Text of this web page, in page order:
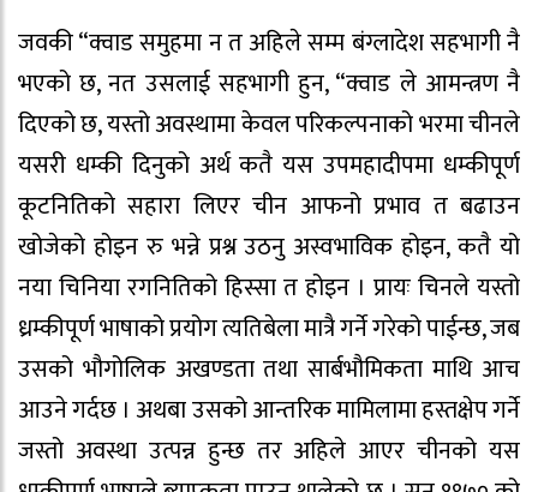
जवकी “क्वाड समुहमा न त अहिले सम्म बंग्लादेश सहभागी नै
भएको छ, नत उसलाई सहभागी हुन, “क्वाड ले आमन्त्रण नै
दिएको छ, यस्तो अवस्थामा केवल परिकल्पनाको भरमा चीनले
यसरी धम्की दिनुको अर्थ कतै यस उपमहादीपमा धम्कीपूर्ण
कूटनितिको सहारा लिएर चीन आफनो प्रभाव त बढाउन
खोजेको होइन रु भन्ने प्रश्न उठनु अस्वभाविक होइन, कतै यो
नया चिनिया रगनितिको हिस्सा त होइन । प्रायः चिनले यस्तो
ध्रम्कीपूर्ण भाषाको प्रयोग त्यतिबेला मात्रै गर्ने गरेको पाईन्छ, जब
उसको भौगोलिक अखण्डता तथा सार्बभौमिकता माथि आच
आउने गर्दछ । अथबा उसको आन्तरिक मामिलामा हस्तक्षेप गर्ने
जस्तो अवस्था उत्पन्न हुन्छ तर अहिले आएर चीनको यस